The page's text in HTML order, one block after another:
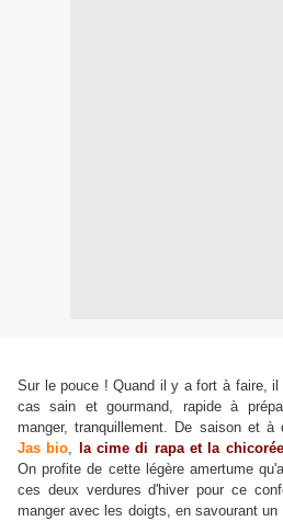
Sur le pouce ! Quand il y a fort à faire,
cas sain et gourmand, rapide à
manger, tranquillement. De saison et
Jas bio,
la cime di rapa et la
On profite de cette légère amertume
ces deux verdures d'hiver pour ce
manger avec les doigts, en savourant